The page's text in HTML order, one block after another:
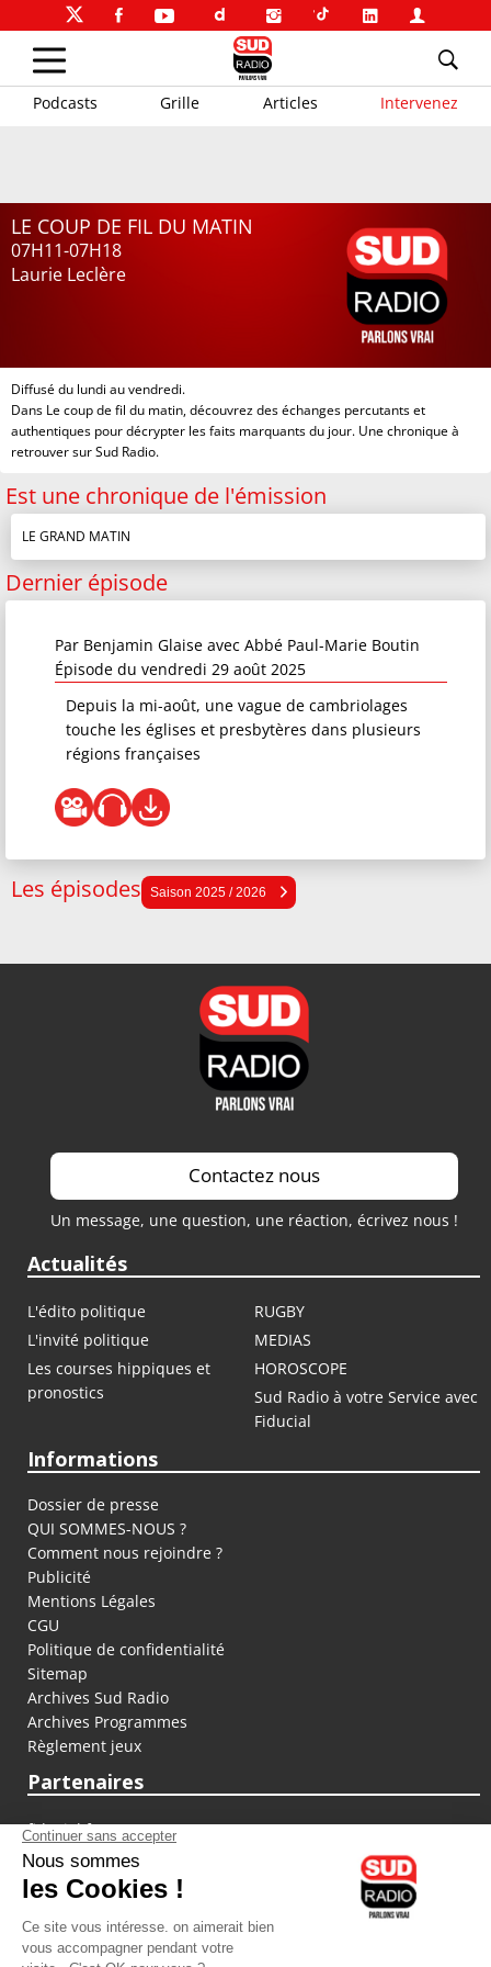
Podcasts Grille Articles Intervenez
LE COUP DE FIL DU MATIN
07H11-07H18
Laurie Leclère
Diffusé du lundi au vendredi.
Dans Le coup de fil du matin, découvrez des échanges percutants et
authentiques pour décrypter les faits marquants du jour. Une chronique à
retrouver sur Sud Radio.
Est une chronique de l'émission
LE GRAND MATIN
Dernier épisode
Par Benjamin Glaise avec Abbé Paul-Marie Boutin
Épisode du vendredi 29 août 2025
Depuis la mi-août, une vague de cambriolages
touche les églises et presbytères dans plusieurs
régions françaises
Les épisodes Saison 2025 / 2026
Saison 2023 / 2024
Contactez nous
Un message, une question, une réaction, écrivez nous !
Actualités
L'édito politique
RUGBY
L'invité politique
MEDIAS
Les courses hippiques et
pronostics
HOROSCOPE
Sud Radio à votre Service avec
Fiducial
Informations
Dossier de presse
QUI SOMMES-NOUS ?
Comment nous rejoindre ?
Publicité
Mentions Légales
CGU
Politique de confidentialité
Sitemap
Archives Sud Radio
Archives Programmes
Règlement jeux
Partenaires
fiducial.fr
lyoncapitale.fr
olympique-et-lyonnais.com
L'application Iphone / Android